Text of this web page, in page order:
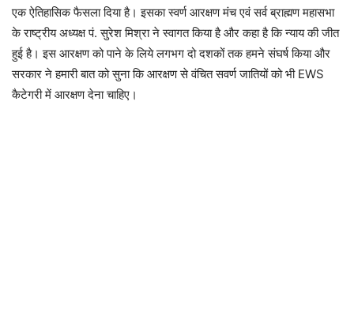
एक ऐतिहासिक फैसला दिया है। इसका स्वर्ण आरक्षण मंच एवं सर्व ब्राह्मण महासभा
के राष्ट्रीय अध्यक्ष पं. सुरेश मिश्रा ने स्वागत किया है और कहा है कि न्याय की जीत
हुई है। इस आरक्षण को पाने के लिये लगभग दो दशकों तक हमने संघर्ष किया और
सरकार ने हमारी बात को सुना कि आरक्षण से वंचित सवर्ण जातियों को भी EWS
कैटेगरी में आरक्षण देना चाहिए।